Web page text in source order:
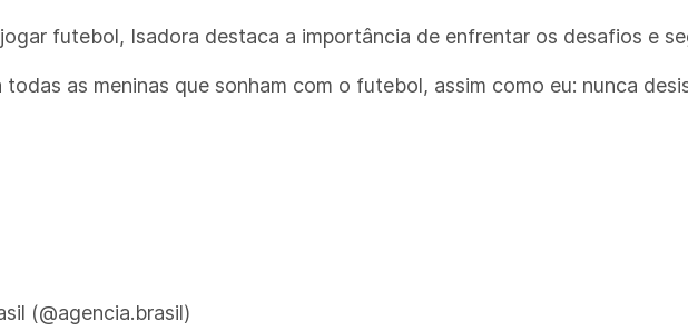
futebol, Isadora destaca a importância de enfrentar os desafios e
as meninas que sonham com o futebol, assim como eu: nunca
(@agencia.brasil)